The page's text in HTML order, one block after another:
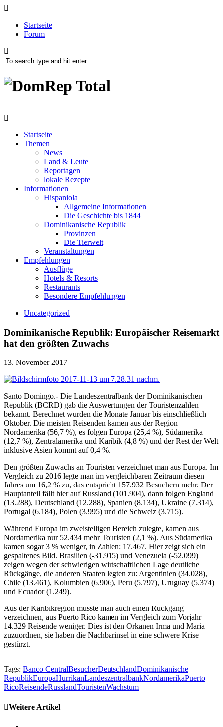
Startseite
Forum
Startseite
Themen
News
Land & Leute
Reportagen
lokale Rezepte
Informationen
Hispaniola
Allgemeine Informationen
Die Geschichte bis 1844
Dominikanische Republik
Provinzen
Die Tierwelt
Veranstaltungen
Empfehlungen
Ausflüge
Hotels & Resorts
Restaurants
Besondere Empfehlungen
Uncategorized
Dominikanische Republik: Europäischer Reisemarkt
hat den größten Zuwachs
13. November 2017
Santo Domingo.- Die Landeszentralbank der Dominikanischen
Republik (BCRD) gab die Auswertungen der Touristenzahlen
bekannt. Berechnet wurden die Monate Januar bis einschließlich
Oktober. Die meisten Reisenden kamen aus der Region
Nordamerika (56,7 %), es folgen Europa (25,4 %), Südamerika
(12,7 %), Zentralamerika und Karibik (4,8 %) und der Rest der Welt
inklusive Asien kommt auf 0,4 %.
Den größten Zuwachs an Touristen verzeichnet man aus Europa. Im
Vergleich zu 2016 legte man im vergleichbaren Zeitraum diesen
Jahres um 16,2 % zu, das entspricht 157.932 Besuchern mehr. Der
Hauptanteil fällt hier auf Russland (101.904), dann folgen England
(13.288), Deutschland (12.288), Spanien (8.134), Ukraine (7.314),
Portugal (6.184), Polen (3.995) und die Schweiz (3.715).
Während Europa im zweistelligen Bereich zulegte, kamen aus
Nordamerika nur 52.434 mehr Touristen (2,1 %). Aus Südamerika
kamen sogar 3 % weniger, in Zahlen: 17.467. Hier zeigt sich ein
gespaltenes Bild. Brasilien (-31.915) und Venezuela (-52.099)
zeigen wegen der schwierigen wirtschaftlichen Lage deutliche
Rückgänge, die anderen Staaten legten zu: Argentinien (34.028),
Chile (13.461), Kolumbien (6.906), Peru (5.797), Uruguay (5.374)
und Ecuador (1.249).
Aus der Karibikregion musste man auch einen Rückgang
verzeichnen, aus Puerto Rico kamen im Vergleich zum Vorjahr
14.329 Reisende weniger. Dies ist den Orkanen Irma und Maria
zuzuordnen, sie haben die Nachbarinsel in eine schwere Krise
gestürzt.
Tags: Banco CentralBesucherDeutschlandDominikanische
RepublikEuropaHurrikanLandeszentralbankNordamerikaPuerto
RicoReisendeRusslandTouristenWachstum
Weitere Artikel